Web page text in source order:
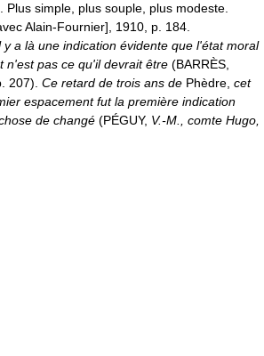
Plus simple, plus souple, plus modeste.
Alain-Fournier], 1910, p. 184.
y a là une indication évidente que l'état moral
n'est pas ce qu'il devrait être (BARRÈS,
207). Ce retard de trois ans de Phèdre, cet
espacement fut la première indication
de changé (PÉGUY, V.-M., comte Hugo,